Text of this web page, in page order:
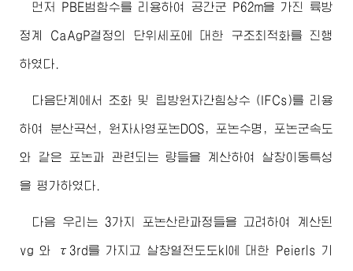
먼저 PBE범함수를 리용하여 공간군 P62m을 가진 륙방
정계 CaAgP결정의 단위세포에 대한 구조최적화를 진행
하였다.
다음단계에서 조화 및 립방원자간힘상수 (IFCs)를 리용
하여 분산곡선, 원자사영포논DOS, 포논수명, 포논군속도
와 같은 포논과 관련되는 량들을 계산하여 살창이동특성
을 평가하였다.
다음 우리는 3가지 포논산란과정들을 고려하여 계산된
vg 와 τ3rd를 가지고 살창열전도도kl에 대한 Peierls 기